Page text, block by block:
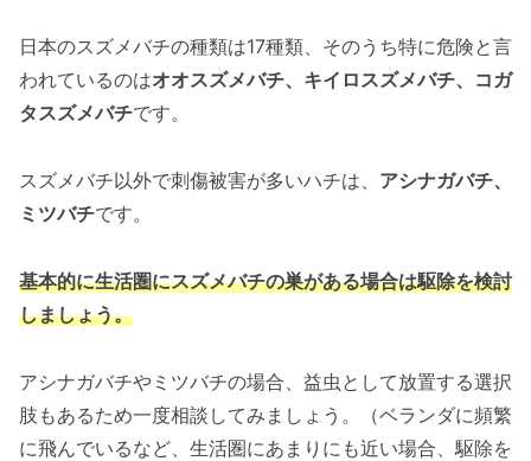
日本のスズメバチの種類は17種類、そのうち特に危険と言
われているのはオオスズメバチ、キイロスズメバチ、コガ
タスズメバチです。
スズメバチ以外で刺傷被害が多いハチは、 アシナガバチ、
ミツバチです。
基本的に生活圏にスズメバチの巣がある場合は駆除を検討
しましょう。
アシナガバチやミツバチの場合、益虫として放置する選択
肢もあるため一度相談してみましょう。（ベランダに頻繁
に飛んでいるなど、生活圏にあまりにも近い場合、駆除を